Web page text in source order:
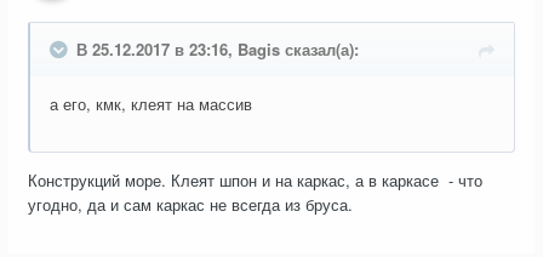
В 25.12.2017 в 23:16, Bagis сказал(а):
а его, кмк, клеят на массив
Конструкций море. Клеят шпон и на каркас, а в каркасе - что
угодно, да и сам каркас не всегда из бруса.